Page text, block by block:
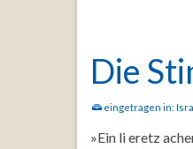
Die
eingetragen in:
»Ein li eretz